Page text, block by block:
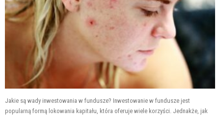
Jakie są wady inwestowania w fundusze? Inwestowanie w fundusze jest
popularną formą lokowania kapitału, która oferuje wiele korzyści. Jednakże, jak